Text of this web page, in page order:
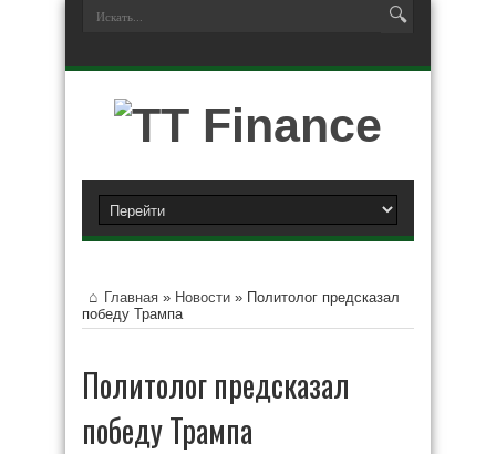
Главная » Новости » Политолог предсказал
победу Трампа
Политолог предсказал
победу Трампа